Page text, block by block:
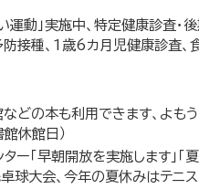
運動」実施中、特定健康診査
接種、1歳6カ月児健康診査、
などの本も利用できます、よも
休館日）
ター「早朝開放を実施します」
球大会、今年の夏休みはテニス